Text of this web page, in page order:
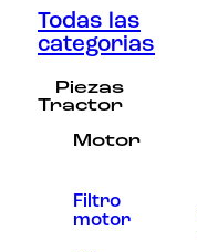
Todas las
categorias
Piezas
Tractor
Motor
Filtro
motor
podamos
mejorar la
funcionalidad
de la web, en
base a cómo
web.
Experiencia
Para que